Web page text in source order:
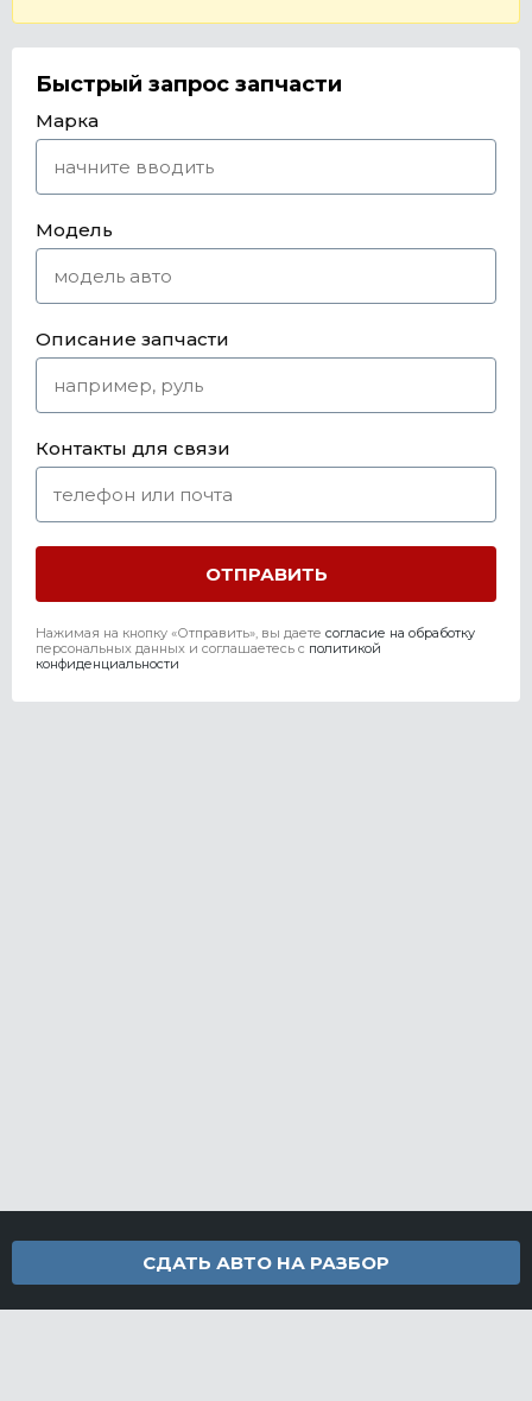
Быстрый запрос запчасти
Марка
Модель
Описание запчасти
Контакты для связи
Нажимая на кнопку «Отправить», вы даете согласие на обработку
персональных данных и соглашаетесь c политикой
конфиденциальности
СДАТЬ АВТО НА РАЗБОР